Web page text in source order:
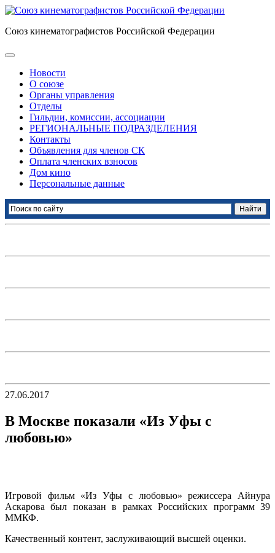
Союз кинематографистов Российской Федерации
Новости
О союзе
Органы управления
Отделы
Гильдии, комиссии, ассоциации
РЕГИОНАЛЬНЫЕ ПОДРАЗДЕЛЕНИЯ
Контакты
Объявления для членов СК
Оплата членских взносов
Дом кино
Персональные данные
27.06.2017
В Москве показали «Из Уфы с
любовью»
Игровой фильм «Из Уфы с любовью» режиссера Айнура
Аскарова был показан в рамках Российских программ 39
ММКФ.
Качественный контент, заслуживающий высшей оценки.